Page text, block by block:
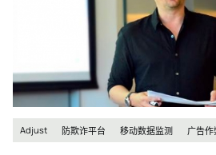
Adjust 防欺诈平台 移动数据监测 广告作